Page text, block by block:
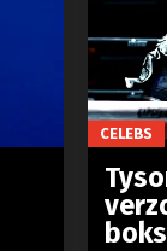
CELEBS